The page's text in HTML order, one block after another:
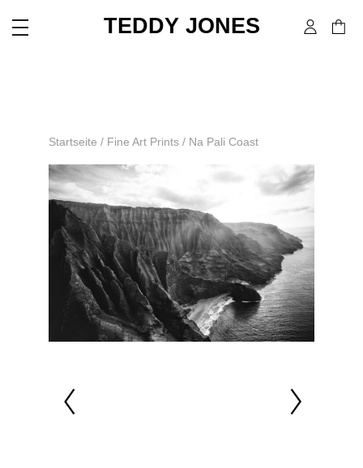
TEDDY JONES
Startseite / Fine Art Prints / Na Pali Coast